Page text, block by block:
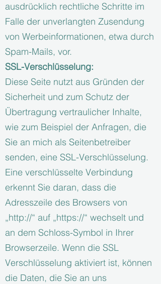
ausdrücklich rechtliche Schritte im
Falle der unverlangten Zusendung
von Werbeinformationen, etwa durch
Spam-Mails, vor.
SSL-Verschlüsselung:
Diese Seite nutzt aus Gründen der
Sicherheit und zum Schutz der
Übertragung vertraulicher Inhalte,
wie zum Beispiel der Anfragen, die
Sie an mich als Seitenbetreiber
senden, eine SSL-Verschlüsselung.
Eine verschlüsselte Verbindung
erkennt Sie daran, dass die
Adresszeile des Browsers von
„http://“ auf „https://“ wechselt und
an dem Schloss-Symbol in Ihrer
Browserzeile. Wenn die SSL
Verschlüsselung aktiviert ist, können
die Daten, die Sie an uns